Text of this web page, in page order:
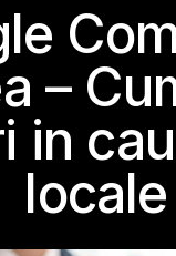
–
in
locale